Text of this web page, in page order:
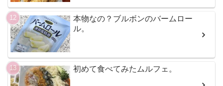
本物なの？ブルボンのバームロー
ル。
初めて食べてみたムルフェ。